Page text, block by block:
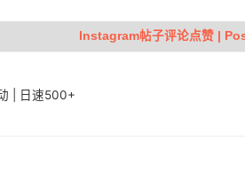
Instagram帖子评论点赞 |
| 日速500+